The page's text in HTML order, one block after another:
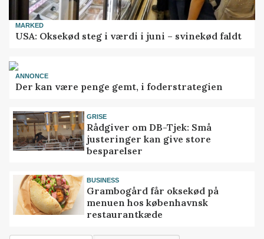
MARKED
USA: Oksekød steg i værdi i juni – svinekød faldt
ANNONCE
Der kan være penge gemt, i foderstrategien
GRISE
Rådgiver om DB-Tjek: Små
justeringer kan give store
besparelser
BUSINESS
Grambogård får oksekød på
menuen hos københavnsk
restaurantkæde